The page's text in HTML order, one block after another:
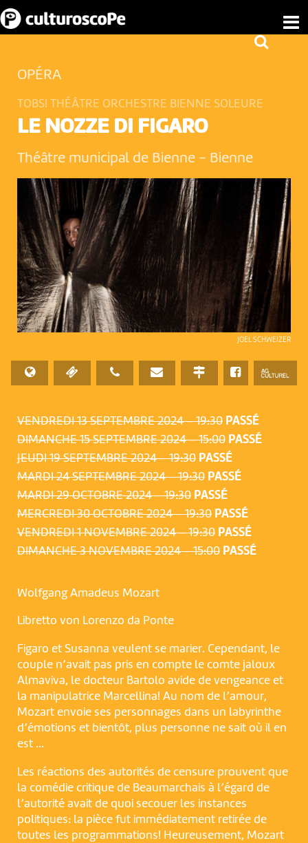
VENDREDI 13 SEPTEMBRE 2024 – 19:30 PASSÉ
DIMANCHE 15 SEPTEMBRE 2024 – 15:00 PASSÉ
JEUDI 19 SEPTEMBRE 2024 – 19:30 PASSÉ
MARDI 24 SEPTEMBRE 2024 – 19:30 PASSÉ
MARDI 29 OCTOBRE 2024 – 19:30 PASSÉ
MERCREDI 30 OCTOBRE 2024 – 19:30 PASSÉ
VENDREDI 1 NOVEMBRE 2024 – 19:30 PASSÉ
DIMANCHE 3 NOVEMBRE 2024 – 15:00 PASSÉ
JOEL SCHWEIZER
OPÉRA
TOBS! THÉÂTRE ORCHESTRE BIENNE SOLEURE
LE NOZZE DI FIGARO
Théâtre municipal de Bienne - Bienne
Wolfgang Amadeus Mozart
Libretto von Lorenzo da Ponte
Figaro et Susanna veulent se marier. Cependant, le
couple n’avait pas pris en compte le comte jaloux
Almaviva, le docteur Bartolo avide de vengeance et
la manipulatrice Marcellina! Au nom de l’amour,
Mozart envoie ses personnages dans un labyrinthe
d’émotions et bientôt, plus personne ne sait où il en
est …
Les réactions des autorités de censure prouvent que
la comédie critique de Beaumarchais à l’égard de
l’autorité avait de quoi secouer les instances
politiques: la pièce fut immédiatement retirée de
toutes les programmations! Heureusement, Mozart